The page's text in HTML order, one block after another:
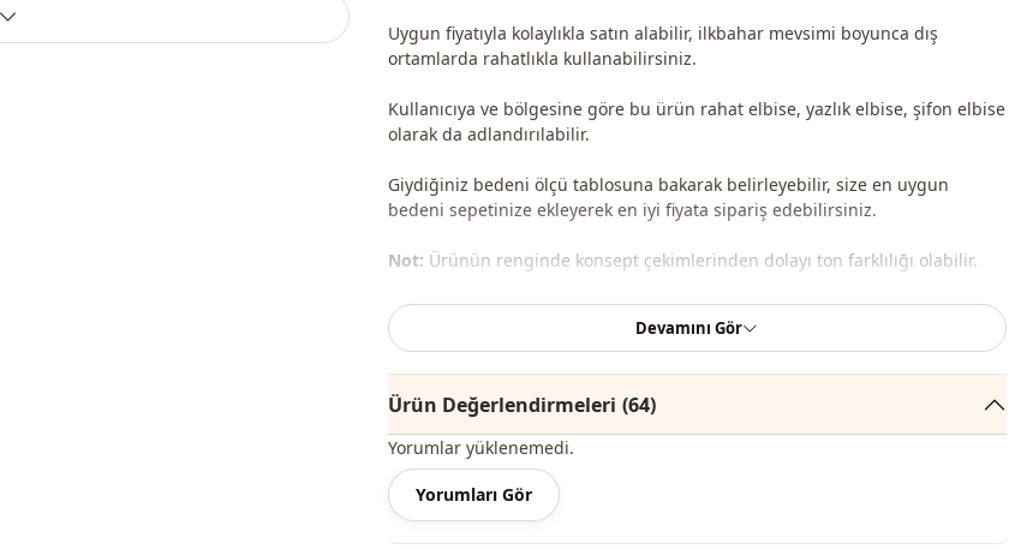
Uygun fiyatıyla kolaylıkla satın alabilir, ilkbahar mevsimi boyunca dış
ortamlarda rahatlıkla kullanabilirsiniz.
Kullanıcıya ve bölgesine göre bu ürün rahat elbise, yazlık elbise, şifon elbise
olarak da adlandırılabilir.
Giydiğiniz bedeni ölçü tablosuna bakarak belirleyebilir, size en uygun
bedeni sepetinize ekleyerek en iyi fiyata sipariş edebilirsiniz.
Not: Ürünün renginde konsept çekimlerinden dolayı ton farklılığı olabilir.
Yıkama:30 derecede yıkayınız.
%95 Pamuk , %5 Likra
Yaka Bisiklet yaka
Mevsi̇m
Kumaş
Devamını Gör
Ürün Değerlendirmeleri (64)
Yorumlar yüklenemedi.
Yorumları Gör